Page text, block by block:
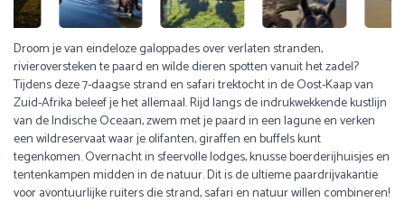
Droom je van eindeloze galoppades over verlaten stranden,
rivieroversteken te paard en wilde dieren spotten vanuit het zadel?
Tijdens deze 7-daagse strand en safari trektocht in de Oost-Kaap van
Zuid-Afrika beleef je het allemaal. Rijd langs de indrukwekkende kustlijn
van de Indische Oceaan, zwem met je paard in een lagune en verken
een wildreservaat waar je olifanten, giraffen en buffels kunt
tegenkomen. Overnacht in sfeervolle lodges, knusse boerderijhuisjes en
tentenkampen midden in de natuur. Dit is de ultieme paardrijvakantie
voor avontuurlijke ruiters die strand, safari en natuur willen combineren!